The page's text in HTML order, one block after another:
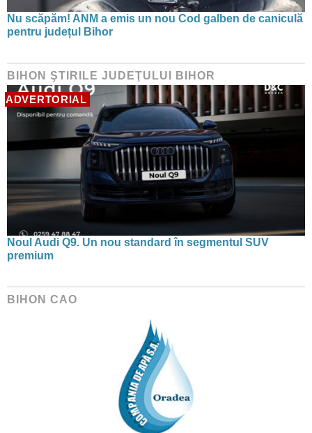
Nu scăpăm! ANM a emis un nou Cod galben de caniculă
pentru județul Bihor
BIHON ŞTIRILE JUDEŢULUI BIHOR
ADVERTORIAL
Noul Audi Q9. Un nou standard în segmentul SUV
premium
BIHON CAO